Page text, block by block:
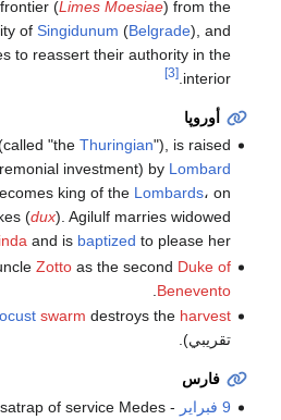
(Limes Moesiae) from the
of Singidunum (Belgrade), and
to reassert their authority in the
interior.
[3]
أوروپا
"the Thuringian"), is raised
investment) by Lombard
king of the Lombards، on
(dux). Agilulf marries widowed
and is baptized to please her.
Zottoas the second Duke of
Benevento
swarm destroys the harvest
تقريبي).
فارس
9 فبراير
of service Medes